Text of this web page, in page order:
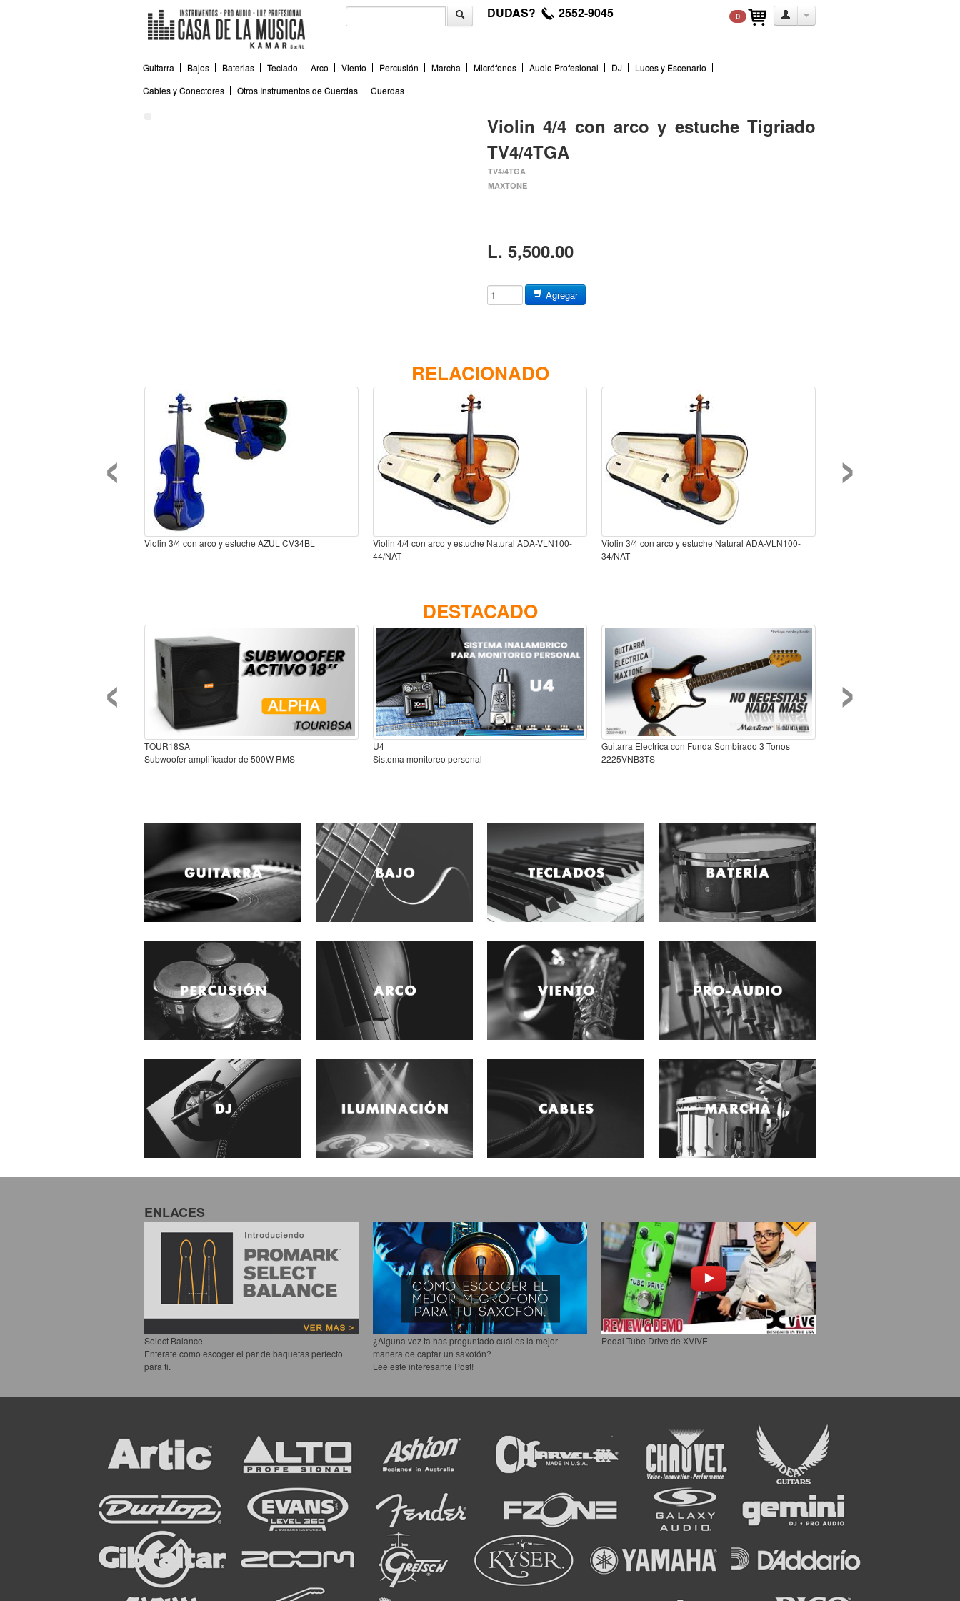
DUDAS? 2552-9045 0
Guitarra Bajos Baterias Teclado Arco Viento Percusión Marcha Micrófonos Audio Profesional DJ
Luces y Escenario
Cables y Conectores
Otros Instrumentos de Cuerdas Cuerdas
Violin 4/4 con arco y estuche Tigriado
TV4/4TGA
TV4/4TGA
MAXTONE
L. 5,500.00
Agregar
RELACIONADO
Violin 3/4 con arco y estuche AZUL CV34BL
Violin 4/4 con arco y estuche Natural ADA-VLN100-
44/NAT
Violin 3/4 con arco y estuche Natural ADA-VLN100-
34/NAT
‹ ›
DESTACADO
TOUR18SA
Subwoofer amplificador de 500W RMS
U4
Sistema monitoreo personal
Guitarra Electrica con Funda Sombirado 3 Tonos
2225VNB3TS
‹ ›
ENLACES
Select Balance
Enterate como escoger el par de baquetas perfecto
para ti.
¿Alguna vez ta has preguntado cuál es la mejor
manera de captar un saxofón?
Lee este interesante Post!
Pedal Tube Drive de XVIVE